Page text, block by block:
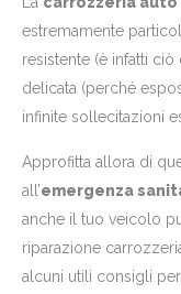
estremamente
resistente (è infatti ciò
delicata (perché
infinite sollecitazioni
Approfitta allora di
all’emergenza
anche il tuo veicolo
riparazione
alcuni utili consigli